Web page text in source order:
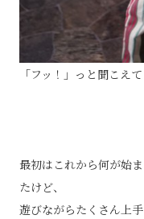
「フッ！」っと聞こえ
最初はこれから何が始
たけど、
遊びながらたくさん上